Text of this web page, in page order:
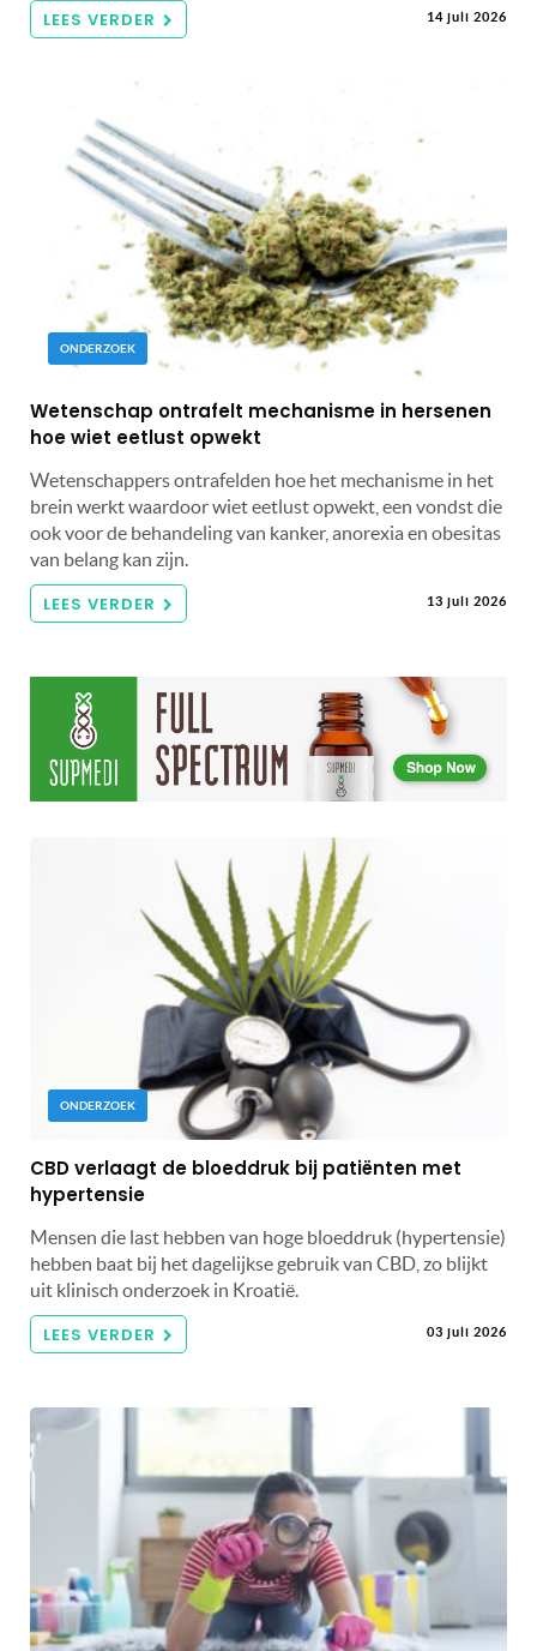
LEES VERDER 14 juli 2026
ONDERZOEK
Wetenschap ontrafelt mechanisme in hersenen
hoe wiet eetlust opwekt
Wetenschappers ontrafelden hoe het mechanisme in het
brein werkt waardoor wiet eetlust opwekt, een vondst die
ook voor de behandeling van kanker, anorexia en obesitas
van belang kan zijn.
LEES VERDER 13 juli 2026
ONDERZOEK
CBD verlaagt de bloeddruk bij patiënten met
hypertensie
Mensen die last hebben van hoge bloeddruk (hypertensie)
hebben baat bij het dagelijkse gebruik van CBD, zo blijkt
uit klinisch onderzoek in Kroatië.
LEES VERDER 03 juli 2026